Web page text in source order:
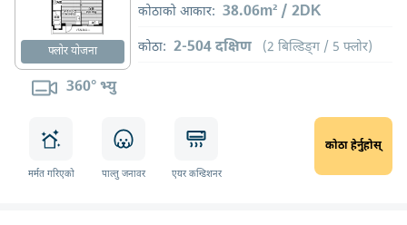
फ्लोर योजना
360° भ्यु
कोठाको आकार: 38.06m² / 2DK
कोठा: 2-504 दक्षिण (2 बिल्डिङ्ग / 5 फ्लोर)
मर्मत गरिएको पाल्तु जनावर एयर कन्डिशनर
कोठा हेर्नुहोस्